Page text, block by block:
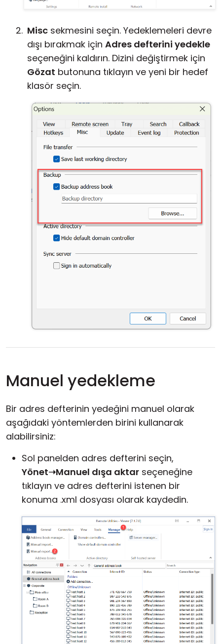
Misc sekmesini seçin. Yedeklemeleri devre
dışı bırakmak için Adres defterini yedekle
seçeneğini kaldırın. Dizini değiştirmek için
Gözat butonuna tıklayın ve yeni bir hedef
klasör seçin.
Manuel yedekleme
Bir adres defterinin yedeğini manuel olarak
aşağıdaki yöntemlerden birini kullanarak
alabilirsiniz:
Sol panelden adres defterini seçin,
Yönet➝Manuel dışa aktar seçeneğine
tıklayın ve adres defterini istenen bir
konuma .xml dosyası olarak kaydedin.